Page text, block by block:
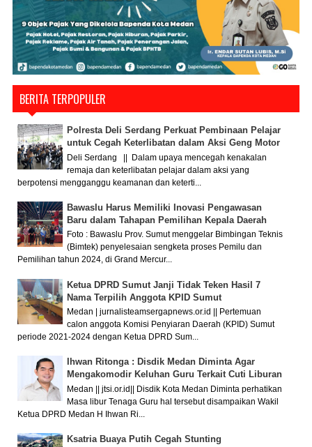
BERITA TERPOPULER
Polresta Deli Serdang Perkuat Pembinaan Pelajar
untuk Cegah Keterlibatan dalam Aksi Geng Motor
Deli Serdang || Dalam upaya mencegah kenakalan
remaja dan keterlibatan pelajar dalam aksi yang
berpotensi mengganggu keamanan dan keterti...
Bawaslu Harus Memiliki Inovasi Pengawasan
Baru dalam Tahapan Pemilihan Kepala Daerah
Foto : Bawaslu Prov. Sumut menggelar Bimbingan Teknis
(Bimtek) penyelesaian sengketa proses Pemilu dan
Pemilihan tahun 2024, di Grand Mercur...
Ketua DPRD Sumut Janji Tidak Teken Hasil 7
Nama Terpilih Anggota KPID Sumut
Medan | jurnalisteamsergapnews.or.id || Pertemuan
calon anggota Komisi Penyiaran Daerah (KPID) Sumut
periode 2021-2024 dengan Ketua DPRD Sum...
Ihwan Ritonga : Disdik Medan Diminta Agar
Mengakomodir Keluhan Guru Terkait Cuti Liburan
Medan || jtsi.or.id|| Disdik Kota Medan Diminta perhatikan
Masa libur Tenaga Guru hal tersebut disampaikan Wakil
Ketua DPRD Medan H Ihwan Ri...
Ksatria Buaya Putih Cegah Stunting